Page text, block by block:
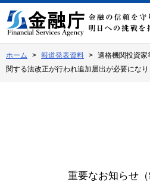
文
へ
動
ホーム 報道発表資料
適格機関投資家
関する法改正が行われ追加届出が必要にな
重要なお知らせ（